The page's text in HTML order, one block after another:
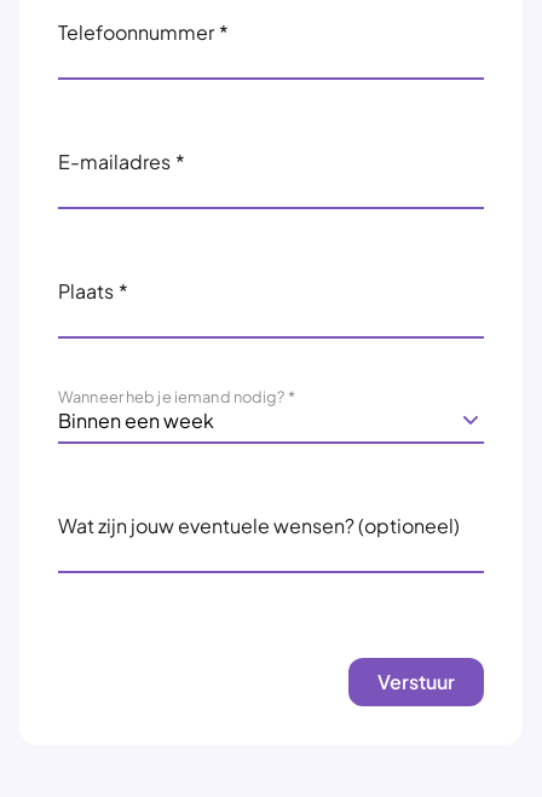
Telefoonnummer *
E-mailadres *
Plaats *
Wanneer heb je iemand nodig? *
Wat zijn jouw eventuele wensen? (optioneel)